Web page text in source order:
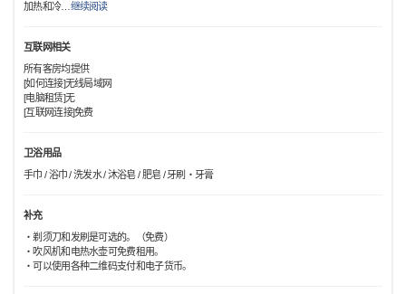
加热和冷… 继续阅读
互联网相关
所有客房均提供
[如何连接]无线局域网
[电脑租赁]无
[互联网连接]免费
卫浴用品
手巾 / 浴巾 / 洗发水 / 沐浴皂 / 肥皂 / 牙刷・牙膏
补充
・剃须刀和发刷是可选的。（免费）
・吹风机和电热水壶可免费租用。
・可以使用各种二维码支付和电子货币。